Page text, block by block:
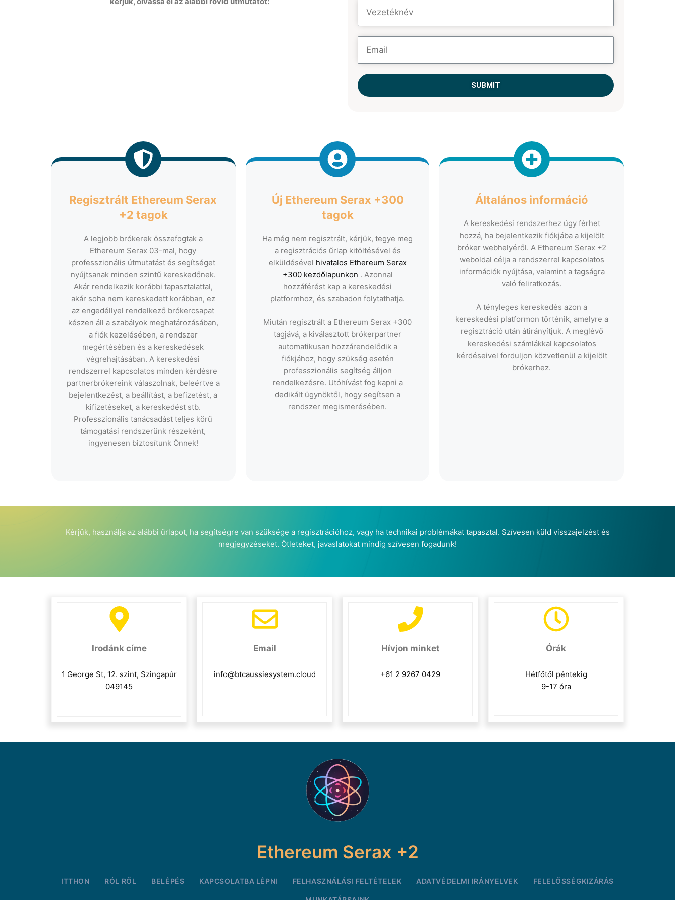
SUBMIT
Regisztrált Ethereum Serax
+2 tagok
A legjobb brókerek összefogtak a
Ethereum Serax 03-mal, hogy
professzionális útmutatást és segítséget
nyújtsanak minden szintű kereskedőnek.
Akár rendelkezik korábbi tapasztalattal,
akár soha nem kereskedett korábban, ez
az engedéllyel rendelkező brókercsapat
készen áll a szabályok meghatározásában,
a fiók kezelésében, a rendszer
megértésében és a kereskedések
végrehajtásában. A kereskedési
rendszerrel kapcsolatos minden kérdésre
partnerbrókereink válaszolnak, beleértve a
bejelentkezést, a beállítást, a befizetést, a
kifizetéseket, a kereskedést stb.
Professzionális tanácsadást teljes körű
támogatási rendszerünk részeként,
ingyenesen biztosítunk Önnek!
Új Ethereum Serax +300
tagok
Ha még nem regisztrált, kérjük, tegye meg
a regisztrációs űrlap kitöltésével és
elküldésével hivatalos Ethereum Serax
+300 kezdőlapunkon . Azonnal
hozzáférést kap a kereskedési
platformhoz, és szabadon folytathatja.
Miután regisztrált a Ethereum Serax +300
tagjává, a kiválasztott brókerpartner
automatikusan hozzárendelődik a
fiókjához, hogy szükség esetén
professzionális segítség álljon
rendelkezésre. Utóhívást fog kapni a
dedikált ügynöktől, hogy segítsen a
rendszer megismerésében.
Általános információ
A kereskedési rendszerhez úgy férhet
hozzá, ha bejelentkezik fiókjába a kijelölt
bróker webhelyéről. A Ethereum Serax +2
weboldal célja a rendszerrel kapcsolatos
információk nyújtása, valamint a tagságra
való feliratkozás.
A tényleges kereskedés azon a
kereskedési platformon történik, amelyre a
regisztráció után átirányítjuk. A meglévő
kereskedési számlákkal kapcsolatos
kérdéseivel forduljon közvetlenül a kijelölt
brókerhez.
Kérjük, használja az alábbi űrlapot, ha segítségre van szüksége a regisztrációhoz, vagy ha technikai problémákat tapasztal. Szívesen küld visszajelzést és
megjegyzéseket. Ötleteket, javaslatokat mindig szívesen fogadunk!
Irodánk címe
1 George St, 12. szint, Szingapúr
049145
Email
info@btcaussiesystem.cloud
Hívjon minket
+61 2 9267 0429
Órák
Hétfőtől péntekig
9-17 óra
Ethereum Serax +2
ITTHON RÓL RŐL BELÉPÉS KAPCSOLATBA LÉPNI FELHASZNÁLÁSI FELTÉTELEK ADATVÉDELMI IRÁNYELVEK FELELŐSSÉGKIZÁRÁS